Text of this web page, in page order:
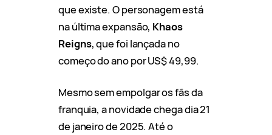
que existe. O personagem está
na última expansão, Khaos
Reigns, que foi lançada no
começo do ano por US$ 49,99.
Mesmo sem empolgar os fãs da
franquia, a novidade chega dia 21
de janeiro de 2025. Até o